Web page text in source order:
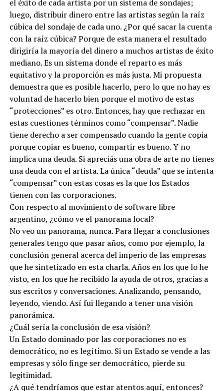
el éxito de cada artista por un sistema de sondajes;
luego, distribuir dinero entre las artistas según la raíz
cúbica del sondaje de cada uno. ¿Por qué sacar la cuenta
con la raíz cúbica? Porque de esta manera el resultado
dirigiría la mayoría del dinero a muchos artistas de éxito
mediano. Es un sistema donde el reparto es más
equitativo y la proporción es más justa. Mi propuesta
demuestra que es posible hacerlo, pero lo que no hay es
voluntad de hacerlo bien porque el motivo de estas
“protecciones” es otro. Entonces, hay que rechazar en
estas cuestiones términos como “compensar”. Nadie
tiene derecho a ser compensado cuando la gente copia
porque copiar es bueno, compartir es bueno. Y no
implica una deuda. Si apreciás una obra de arte no tienes
una deuda con el artista. La única “deuda” que se intenta
“compensar” con estas cosas es la que los Estados
tienen con las corporaciones.
Con respecto al movimiento de software libre
argentino, ¿cómo ve el panorama local?
No veo un panorama, nunca. Para llegar a conclusiones
generales tengo que pasar años, como por ejemplo, la
conclusión general acerca del imperio de las empresas
que he sintetizado en esta charla. Años en los que lo he
visto, en los que he recibido la ayuda de otros, gracias a
sus escritos y conversaciones. Analizando, pensando,
leyendo, viendo. Así fui llegando a tener una visión
panorámica.
¿Cuál sería la conclusión de esa visión?
Un Estado dominado por las corporaciones no es
democrático, no es legítimo. Si un Estado se vende a las
empresas y sólo finge ser democrático, pierde su
legitimidad.
¿A qué tendríamos que estar atentos aquí, entonces?